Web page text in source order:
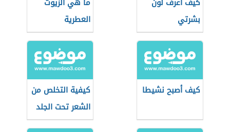
بشرتي
العطرية
كيف أصبح نشيطا
كيفية التخلص من
الشعر تحت الجلد